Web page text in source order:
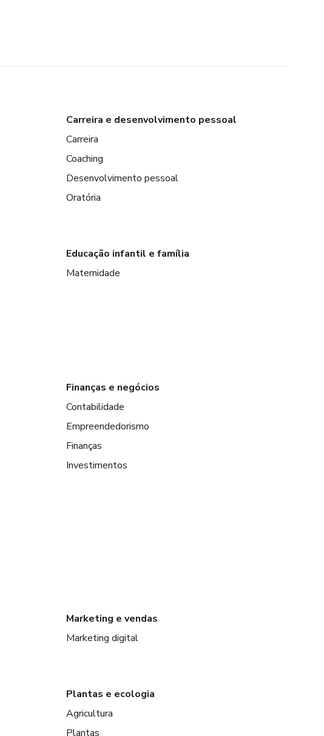
Carreira e desenvolvimento pessoal
Carreira
Coaching
Desenvolvimento pessoal
Oratória
Educação infantil e família
Maternidade
Finanças e negócios
Contabilidade
Empreendedorismo
Finanças
Investimentos
Marketing e vendas
Marketing digital
Plantas e ecologia
Agricultura
Plantas